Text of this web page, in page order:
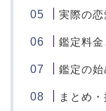
実際の
鑑定料
鑑定の
まとめ